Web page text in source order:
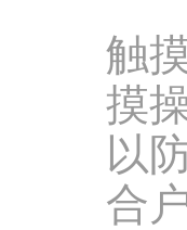
触
摸
以
合